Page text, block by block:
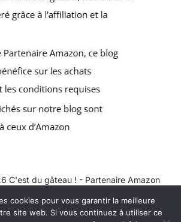
C'est du gâteau ! - Partenaire Amazon
Contact
Mentions légales
cookies pour vous garantir la meilleure
site web. Si vous continuez à utiliser ce